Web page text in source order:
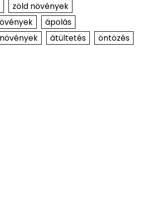
zöld növények
ápolás
átültetés öntözés